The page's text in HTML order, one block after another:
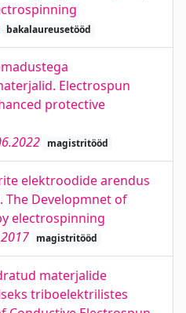
bakalaureusetööd
Electrospun
protective
magistritööd
elektroodide arendus
Developmnet of
electrospinning
magistritööd
materjalide
triboelektrilistes